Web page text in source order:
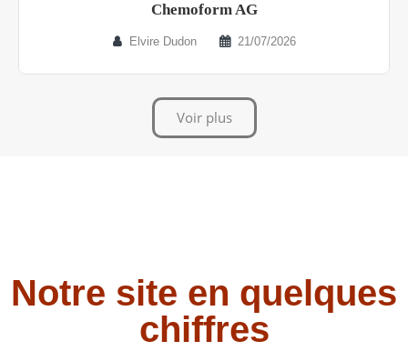
Chemoform AG
Elvire Dudon 21/07/2026
Voir plus
Notre site en quelques
chiffres